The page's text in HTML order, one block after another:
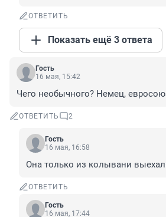
ОТВЕТИТЬ
Показать ещё 3 ответа
Гость
16 мая, 15:42
Чего необычного? Немец,
ОТВЕТИТЬ 2
Гость
16 мая, 16:58
Она только из колывани
ОТВЕТИТЬ
Гость
16 мая, 17:44